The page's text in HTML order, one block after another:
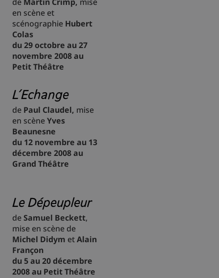
en scène et
scénographie Hubert
Colas
du 29 octobre au 27
novembre 2008 au
Petit Théâtre
L’Echange
de Paul Claudel, mise
en scèneYves
Beaunesne
du 12 novembre au 13
décembre 2008 au
Grand Théâtre
Le Dépeupleur
deSamuel Beckett,
mise en scène de
Michel Didym etAlain
Françon
du 5 au 20 décembre
2008 au Petit Théâtre